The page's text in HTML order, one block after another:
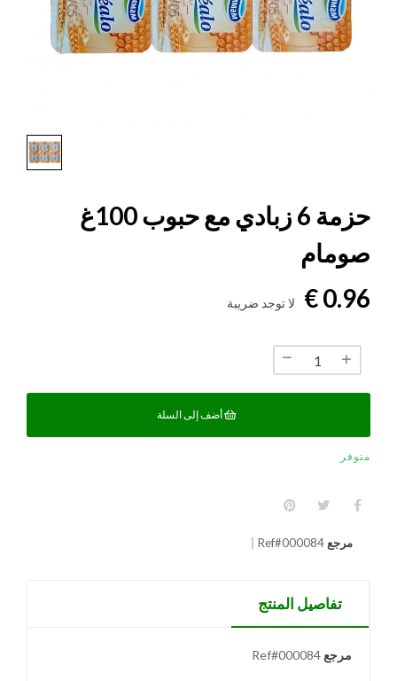
حزمة 6 زبادي مع حبوب 100غ
صومام
0.96 €
لا توجد ضريبة
أضف إلى السلة
متوفر
مرجع Ref#000084
تفاصيل المنتج
مرجع Ref#000084